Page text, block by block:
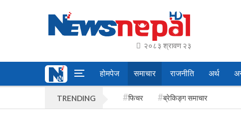
२०८३ श्रावण २३
होमपेज समाचार राजनीति अर्थ
TRENDING फिचर ब्रेकिङ्ग समाचार